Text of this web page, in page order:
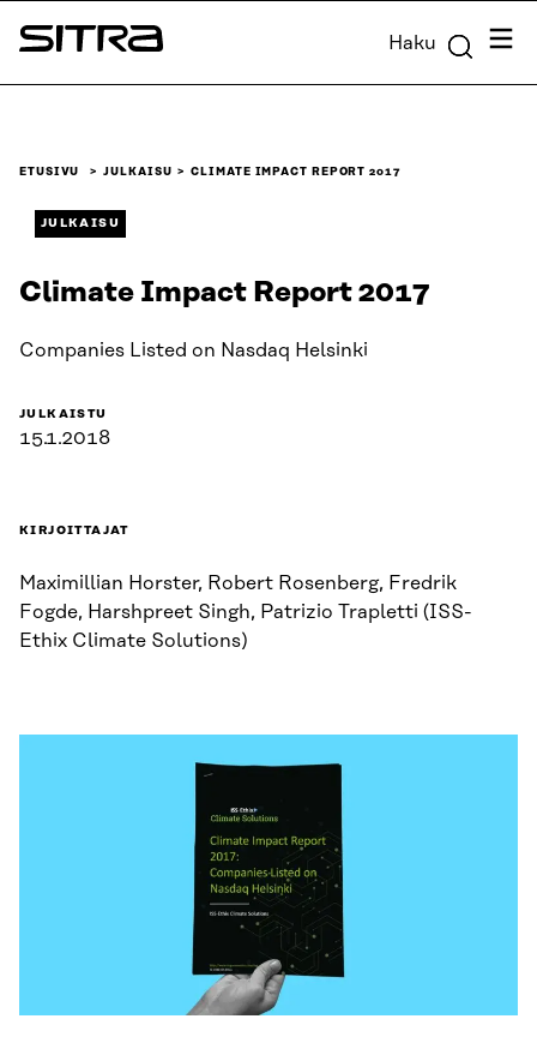
Siirry
suoraan
Sitra Haku
ETUSIVU JULKAISU CLIMATE IMPACT REPORT 2017
JULKAISU
Climate Impact Report 2017
Companies Listed on Nasdaq Helsinki
JULKAISTU
15.1.2018
KIRJOITTAJAT
Maximillian Horster, Robert Rosenberg, Fredrik
Fogde, Harshpreet Singh, Patrizio Trapletti (ISS-
Ethix Climate Solutions)